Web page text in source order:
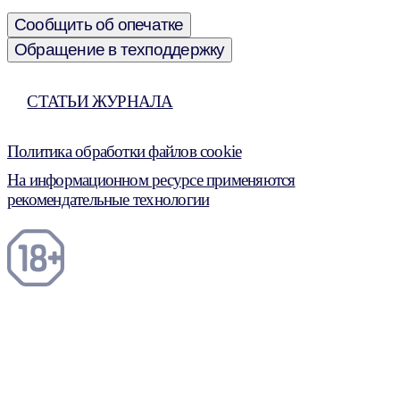
Сообщить об опечатке
Обращение в техподдержку
СТАТЬИ ЖУРНАЛА
Политика обработки файлов cookie
На информационном ресурсе применяются
рекомендательные технологии